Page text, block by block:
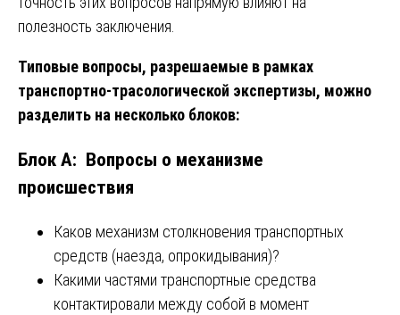
полезность заключения.
Типовые вопросы, разрешаемые в рамках
транспортно-трасологической экспертизы, можно
разделить на несколько блоков:
Блок А: Вопросы о механизме
происшествия
Каков механизм столкновения транспортных
средств (наезда, опрокидывания)?
Какими частями транспортные средства
контактировали между собой в момент